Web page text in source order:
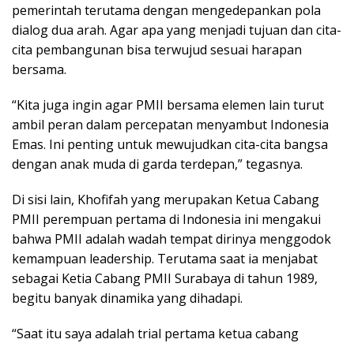
pemerintah terutama dengan mengedepankan pola
dialog dua arah. Agar apa yang menjadi tujuan dan cita-
cita pembangunan bisa terwujud sesuai harapan
bersama.
“Kita juga ingin agar PMII bersama elemen lain turut
ambil peran dalam percepatan menyambut Indonesia
Emas. Ini penting untuk mewujudkan cita-cita bangsa
dengan anak muda di garda terdepan,” tegasnya.
Di sisi lain, Khofifah yang merupakan Ketua Cabang
PMII perempuan pertama di Indonesia ini mengakui
bahwa PMII adalah wadah tempat dirinya menggodok
kemampuan leadership. Terutama saat ia menjabat
sebagai Ketia Cabang PMII Surabaya di tahun 1989,
begitu banyak dinamika yang dihadapi.
“Saat itu saya adalah trial pertama ketua cabang